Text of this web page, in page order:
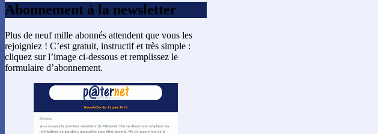
Abonnement à la newsletter
Plus de neuf mille abonnés attendent que vous les
rejoigniez ! C’est gratuit, instructif et très simple :
cliquez sur l’image ci-dessous et remplissez le
formulaire d’abonnement.